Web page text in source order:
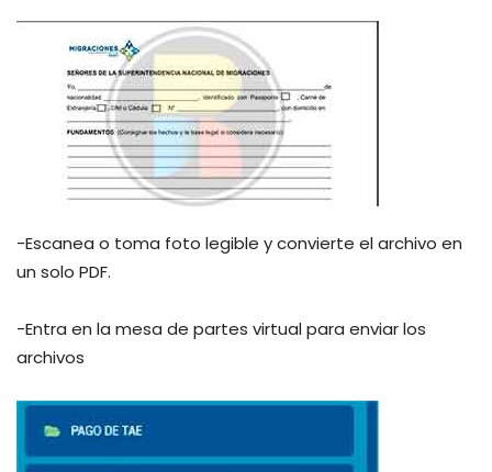
-Escanea o toma foto legible y convierte el archivo en
un solo PDF.
-Entra en la mesa de partes virtual para enviar los
archivos